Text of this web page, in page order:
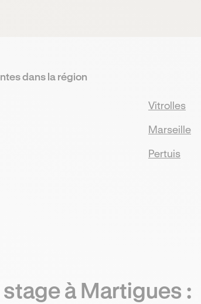
dans la région
Vitrolles
Marseille
Pertuis
stageà Martigues :